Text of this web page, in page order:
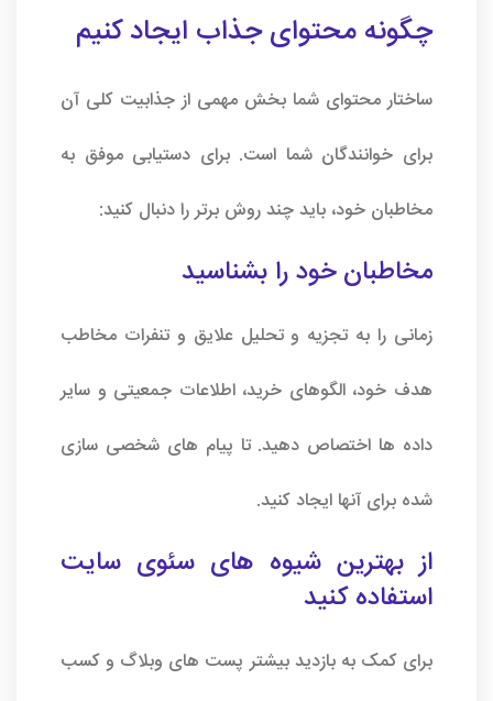
چگونه محتوای جذاب ایجاد کنیم
ساختار محتوای شما بخش مهمی از جذابیت کلی آن
برای خوانندگان شما است. برای دستیابی موفق به
مخاطبان خود، باید چند روش برتر را دنبال کنید:
مخاطبان خود را بشناسید
زمانی را به تجزیه و تحلیل علایق و تنفرات مخاطب
هدف خود، الگوهای خرید، اطلاعات جمعیتی و سایر
داده ها اختصاص دهید. تا پیام های شخصی سازی
شده برای آنها ایجاد کنید.
از بهترین شیوه های سئوی سایت
استفاده کنید
برای کمک به بازدید بیشتر پست های وبلاگ و کسب